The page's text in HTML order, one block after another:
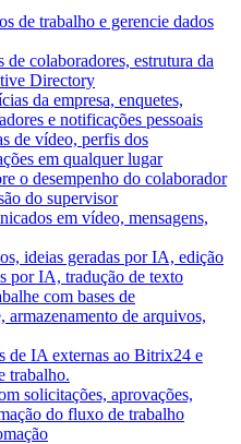
de trabalho e gerencie dados
de colaboradores, estrutura da
Directory
da empresa, enquetes,
e notificações pessoais
de vídeo, perfis dos
em qualquer lugar
o desempenho do colaborador
do supervisor
em vídeo, mensagens,
ideias geradas por IA, edição
por IA, tradução de texto
com bases de
de arquivos,
de IA externas ao Bitrix24 e
trabalho.
solicitações, aprovações,
do fluxo de trabalho